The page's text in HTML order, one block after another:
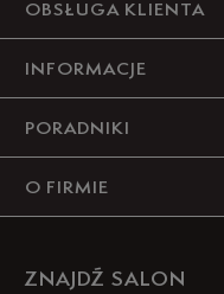
OBSŁUGA KLIENTA
INFORMACJE
PORADNIKI
O FIRMIE
ZNAJDŹ SALON